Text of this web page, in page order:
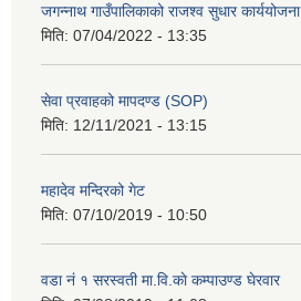
जगन्नाथ गाउँपालिकाको राजश्व सुधार कार्ययोजना
मिति: 07/04/2022 - 13:35
सेवा प्रवाहको मापदण्ड (SOP)
मिति: 12/11/2021 - 13:15
महादेव मन्दिरको गेट
मिति: 07/10/2019 - 10:50
वडा नं १ सरस्वती मा.वि.काे कम्पाउण्ड घेरवार